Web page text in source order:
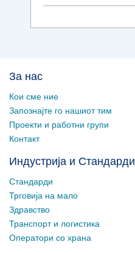
За нас
Кои сме ние
Запознајте го нашиот тим
Проекти и работни групи
Контакт
Индустрија и Стандарди
Стандарди
Трговија на мало
Здравство
Транспорт и логистика
Оператори со храна